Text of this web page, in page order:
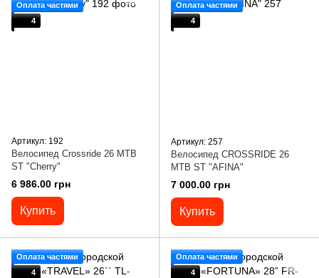
Оплата частями
4
Артикул: 192
Велосипед Crossride 26 MTB
ST "Cherry"
6 986.00 грн
Купить
Оплата частями
4
Артикул: 257
Велосипед CROSSRIDE 26
MTB ST "AFINA"
7 000.00 грн
Купить
Оплата частями
4
Оплата частями
4